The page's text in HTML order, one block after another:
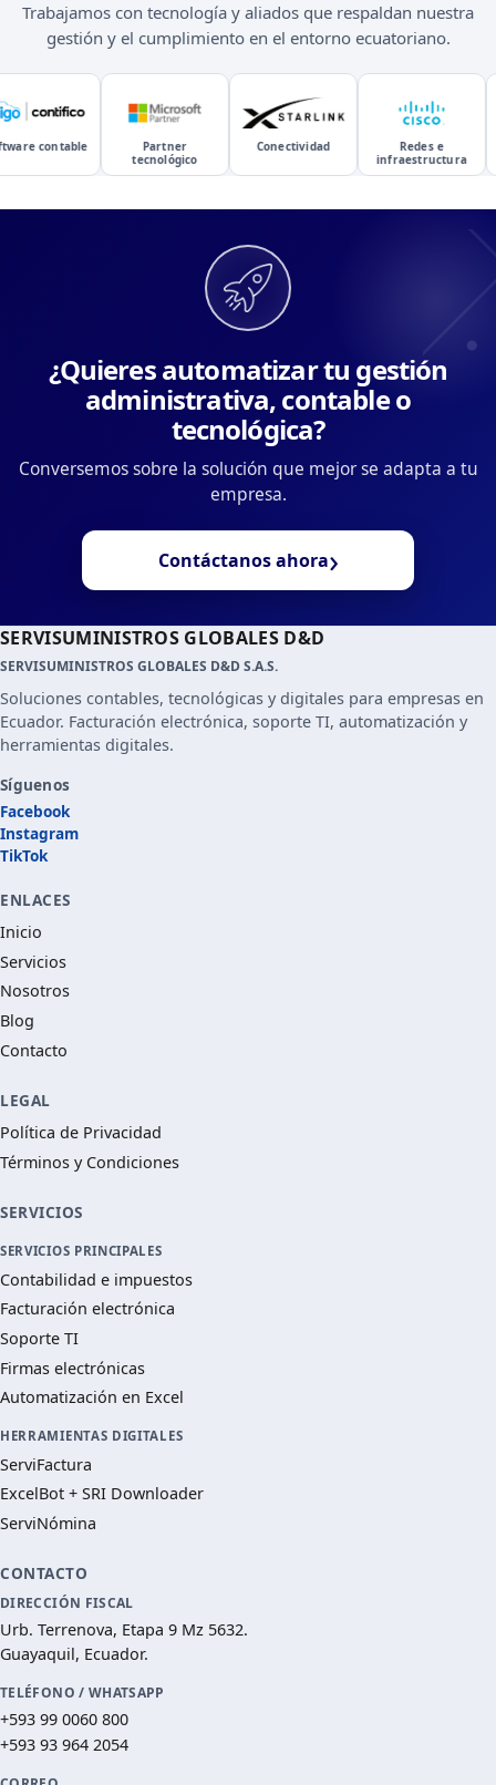
Trabajamos con tecnología y aliados que respaldan nuestra
gestión y el cumplimiento en el entorno ecuatoriano.
contable
Partner
tecnológico
Conectividad
Redes e
infraestructura
¿Quieres automatizar tu gestión
administrativa, contable o
tecnológica?
Conversemos sobre la solución que mejor se adapta a tu
empresa.
Contáctanos ahora›
SERVISUMINISTROS GLOBALES D&D
SERVISUMINISTROS GLOBALES D&D S.A.S.
Soluciones contables, tecnológicas y digitales para empresas en
Ecuador. Facturación electrónica, soporte TI, automatización y
herramientas digitales.
Síguenos
Facebook
Instagram
TikTok
ENLACES
Inicio
Servicios
Nosotros
Blog
Contacto
LEGAL
Política de Privacidad
Términos y Condiciones
SERVICIOS
SERVICIOS PRINCIPALES
Contabilidad e impuestos
Facturación electrónica
Soporte TI
Firmas electrónicas
Automatización en Excel
HERRAMIENTAS DIGITALES
ServiFactura
ExcelBot + SRI Downloader
ServiNómina
CONTACTO
DIRECCIÓN FISCAL
Urb. Terrenova, Etapa 9 Mz 5632.
Guayaquil, Ecuador.
TELÉFONO / WHATSAPP
+593 99 0060 800
+593 93 964 2054